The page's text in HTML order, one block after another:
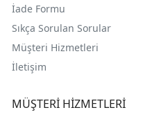
İade Formu
Sıkça Sorulan Sorular
Müşteri Hizmetleri
İletişim
MÜŞTERİ HİZMETLERİ